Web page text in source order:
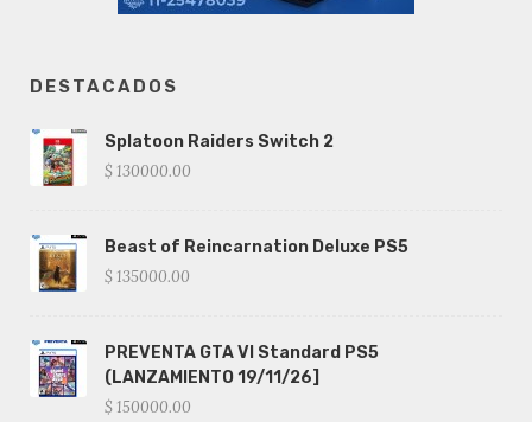
DESTACADOS
Splatoon Raiders Switch 2
$ 130000.00
Beast of Reincarnation Deluxe PS5
$ 135000.00
PREVENTA GTA VI Standard PS5
(LANZAMIENTO 19/11/26]
$ 150000.00